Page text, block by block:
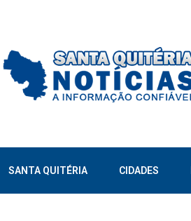
SANTA QUITÉRIA CIDADES